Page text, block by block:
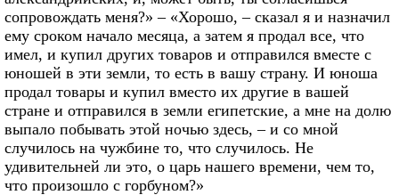
сопровождать меня?» – «Хорошо, – сказал я и назначил
ему сроком начало месяца, а затем я продал все, что
имел, и купил других товаров и отправился вместе с
юношей в эти земли, то есть в вашу страну. И юноша
продал товары и купил вместо их другие в вашей
стране и отправился в земли египетские, а мне на долю
выпало побывать этой ночью здесь, – и со мной
случилось на чужбине то, что случилось. Не
удивительней ли это, о царь нашего времени, чем то,
что произошло с горбуном?»